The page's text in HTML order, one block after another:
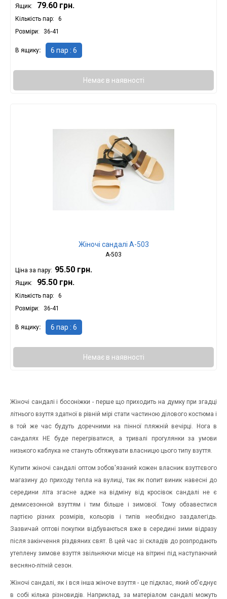
Ящик: 79.60 грн.
Кількість пар
6
Розміри
36-41
В ящику 6 пар : 6
Немає в наявності
Жіночі сандалі А-503
А-503
Ціна за пару: 95.50 грн.
Ящик: 95.50 грн.
Кількість пар
6
Розміри
36-41
В ящику 6 пар : 6
Немає в наявності
Жіночі сандалі і босоніжки - перше що приходить на думку при згадці
літнього взуття здатної в рівній мірі стати частиною ділового костюма і
в той же час будуть доречними на пінної пляжній вечірці. Нога в
сандалях НЕ буде перегріватися, а тривалі прогулянки за умови
низького каблука не стануть обтяжувати власницю цього типу взуття.
Купити жіночі сандалі оптом зобов'язаний кожен власник взуттєвого
магазину до приходу тепла на вулиці, так як попит виник навесні до
середини літа згасне адже на відміну від кросівок сандалі не є
демисезонной взуттям і тим більше і зимової. Тому обзавестися
партією різних розмірів, кольорів і типів необхідно заздалегідь.
Зазвичай оптові покупки відбуваються вже в середині зими відразу
після закінчення різдвяних свят. В цей час зі складів до розпродають
утеплену зимове взуття звільняючи місце на вітрині під наступаючий
весняно-літній сезон.
Жіночі сандалі, як і вся інша жіноче взуття - це підклас, який об'єднує
в собі кілька різновидів. Наприклад, за матеріалом сандалі можуть